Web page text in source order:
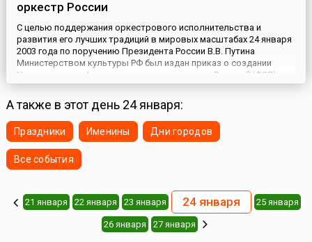
оркестр России
С целью поддержания оркестрового исполнительства и
развития его лучших традиций в мировых масштабах 24 января
2003 года по поручению Президента России В.В. Путина
Министерством культуры РФ был издан приказ о создании
Национального филармонического оркестра России (НФОР).
Художественным руководителем оркестра был назначен
Владимир Спиваков – дирижер и скрипач, известный во всем
мире. В состав б...
А также в этот день 24 января:
Праздники Именины Дни городов
Все события
21 января 22 января 23 января 24 января 25 января
26 января 27 января